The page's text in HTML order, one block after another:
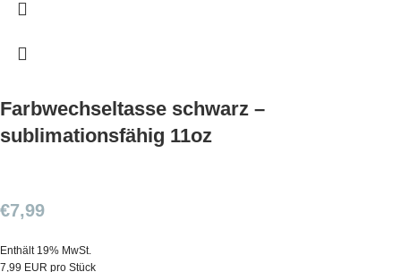
Farbwechseltasse schwarz –
sublimationsfähig 11oz
€7,99
Enthält 19% MwSt.
7,99 EUR pro Stück